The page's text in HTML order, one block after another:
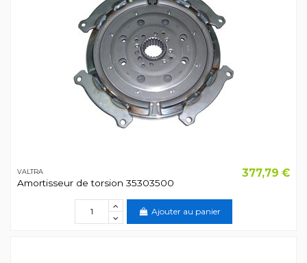
VALTRA
Amortisseur de torsion 35303500
377,79 €
Ajouter au panier